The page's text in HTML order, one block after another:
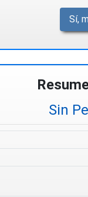
Sí,
Sin